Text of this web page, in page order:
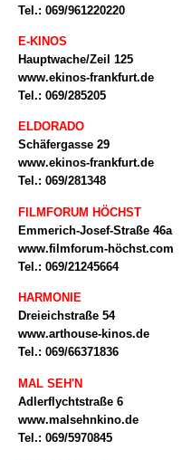
Tel.: 069/961220220
E-KINOS
Hauptwache/Zeil 125
www.ekinos-frankfurt.de
Tel.: 069/285205
ELDORADO
Schäfergasse 29
www.ekinos-frankfurt.de
Tel.: 069/281348
FILMFORUM HÖCHST
Emmerich-Josef-Straße 46a
www.filmforum-höchst.com
Tel.: 069/21245664
HARMONIE
Dreieichstraße 54
www.arthouse-kinos.de
Tel.: 069/66371836
MAL SEH'N
Adlerflychtstraße 6
www.malsehnkino.de
Tel.: 069/5970845